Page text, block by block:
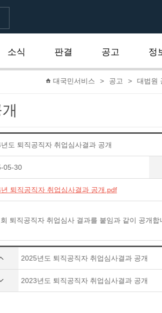
소식 판결 공고 정
대국민서비스 > 공고 > 대법원
도 퇴직공직자 취업심사결과 공개
05-30
퇴직공직자 취업심사결과 공개.pdf
퇴직공직자 취업심사 결과를 붙임과 같이 공개합
2025년도 퇴직공직자 취업심사결과 공개
2023년도 퇴직공직자 취업심사결과 공개